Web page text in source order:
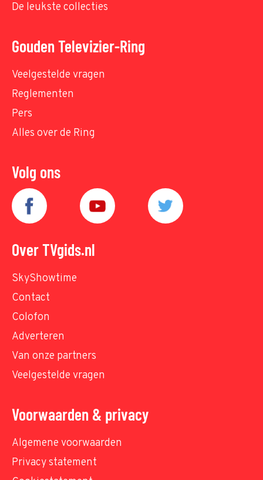
De leukste collecties
Gouden Televizier-Ring
Veelgestelde vragen
Reglementen
Pers
Alles over de Ring
Volg ons
Over TVgids.nl
SkyShowtime
Contact
Colofon
Adverteren
Van onze partners
Veelgestelde vragen
Voorwaarden & privacy
Algemene voorwaarden
Privacy statement